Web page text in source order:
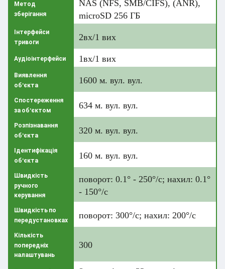
Метод
зберігання
NAS (NFS, SMB/CIFS), (ANR),
microSD 256 ГБ
Інтерфейси
тривоги
2вх/1 вих
Аудіоінтерфейси 1вх/1 вих
Виявлення
об'єкта
1600 м. вул. вул.
Спостереження
за об'єктом
634 м. вул. вул.
Розпізнавання
об'єкта
320 м. вул. вул.
Ідентифікація
об'єкта
160 м. вул. вул.
Швидкість
ручного
керування
поворот: 0.1° - 250°/с; нахил: 0.1°
- 150°/с
Швидкість по
передустановках
поворот: 300°/с; нахил: 200°/с
Кількість
попередніх
налаштувань
300